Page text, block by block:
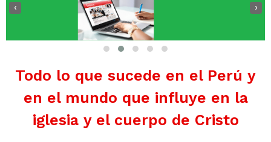
‹ ›
Todo lo que sucede en el Perú y
en el mundo que influye en la
iglesia y el cuerpo de Cristo